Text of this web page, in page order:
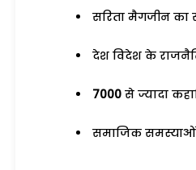
सरिता मैगजीन का
देश विदेश के
7000 से ज्यादा
समाजिक